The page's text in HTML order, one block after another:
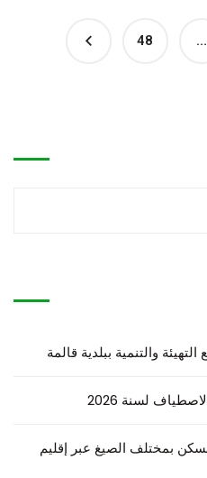
…
48
والتنمية ببلدية قالمة
لسنة 2026
بمختلف الصيغ عبر إقليم